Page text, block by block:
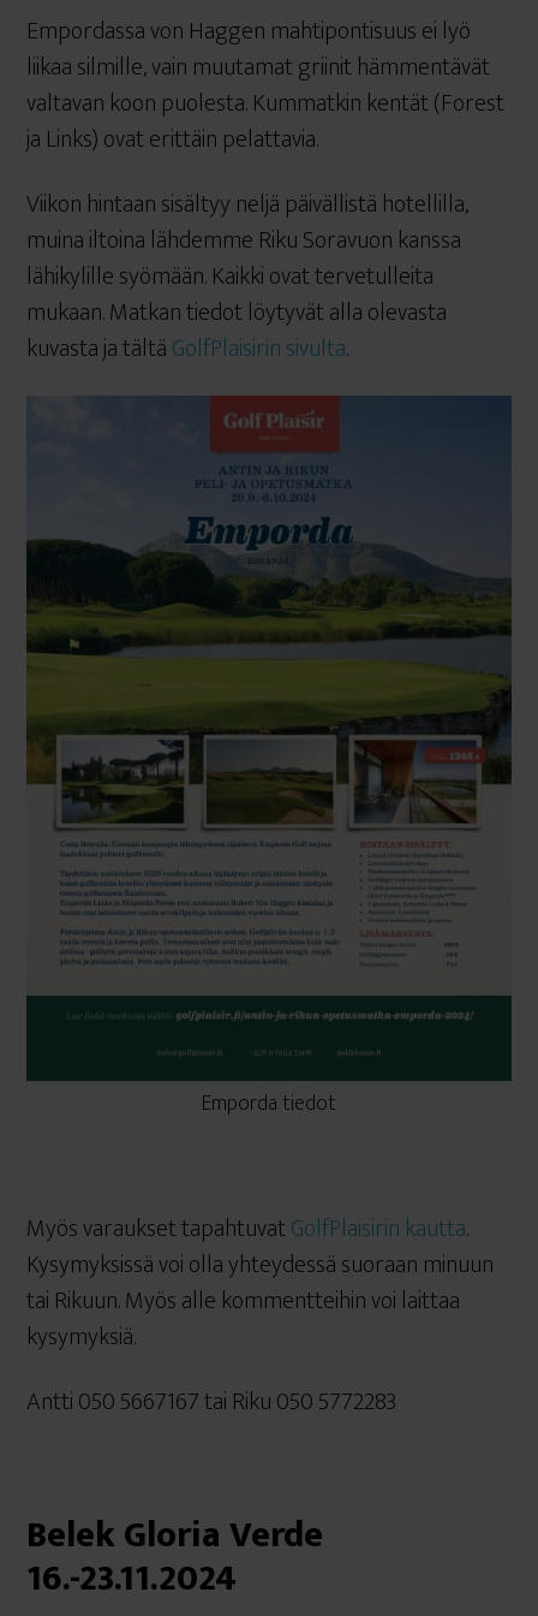
Empordassa von Haggen mahtipontisuus ei lyö
liikaa silmille, vain muutamat griinit hämmentävät
valtavan koon puolesta. Kummatkin kentät (Forest
ja Links) ovat erittäin pelattavia.
Viikon hintaan sisältyy neljä päivällistä hotellilla,
muina iltoina lähdemme Riku Soravuon kanssa
lähikylille syömään. Kaikki ovat tervetulleita
mukaan. Matkan tiedot löytyvät alla olevasta
kuvasta ja tältäGolfPlaisirin sivulta.
Emporda tiedot
Myös varaukset tapahtuvatGolfPlaisirin kautta.
Kysymyksissä voi olla yhteydessä suoraan minuun
tai Rikuun. Myös alle kommentteihin voi laittaa
kysymyksiä.
Antti 050 5667167 tai Riku 050 5772283
Belek Gloria Verde
16.-23.11.2024